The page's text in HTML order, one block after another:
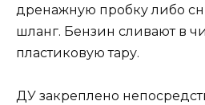
дренажную пробку либо
шланг. Бензин сливают в
пластиковую тару.
ДУ закреплено